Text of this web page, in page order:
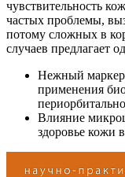
чувствительность
частых проблемы,
потому сложных в
случаев предлагает
Нежный маркер
применения
Влияние
здоровье кожи